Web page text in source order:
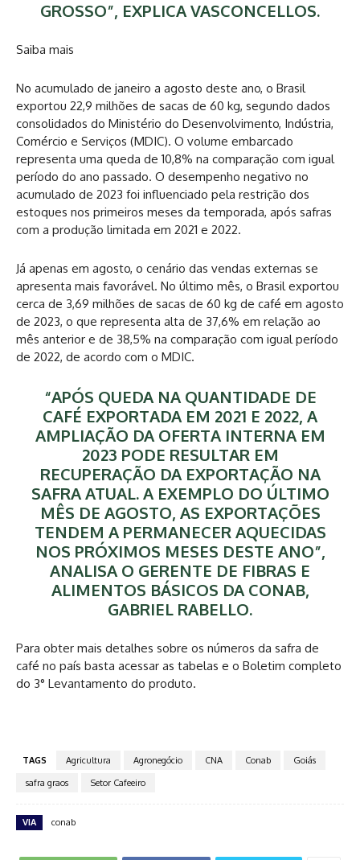
GROSSO”, EXPLICA VASCONCELLOS.
Saiba mais
No acumulado de janeiro a agosto deste ano, o Brasil
exportou 22,9 milhões de sacas de 60 kg, segundo dados
consolidados do Ministério do Desenvolvimento, Indústria,
Comércio e Serviços (MDIC). O volume embarcado
representa uma queda de 10,8% na comparação com igual
período do ano passado. O desempenho negativo no
acumulado de 2023 foi influenciado pela restrição dos
estoques nos primeiros meses da temporada, após safras
com a produção limitada em 2021 e 2022.
Já apenas em agosto, o cenário das vendas externas se
apresenta mais favorável. No último mês, o Brasil exportou
cerca de 3,69 milhões de sacas de 60 kg de café em agosto
de 2023, o que representa alta de 37,6% em relação ao
mês anterior e de 38,5% na comparação com igual período
de 2022, de acordo com o MDIC.
“APÓS QUEDA NA QUANTIDADE DE
CAFÉ EXPORTADA EM 2021 E 2022, A
AMPLIAÇÃO DA OFERTA INTERNA EM
2023 PODE RESULTAR EM
RECUPERAÇÃO DA EXPORTAÇÃO NA
SAFRA ATUAL. A EXEMPLO DO ÚLTIMO
MÊS DE AGOSTO, AS EXPORTAÇÕES
TENDEM A PERMANECER AQUECIDAS
NOS PRÓXIMOS MESES DESTE ANO”,
ANALISA O GERENTE DE FIBRAS E
ALIMENTOS BÁSICOS DA CONAB,
GABRIEL RABELLO.
Para obter mais detalhes sobre os números da safra de
café no país basta acessar as tabelas e o Boletim completo
do 3° Levantamento do produto.
TAGS Agricultura Agronegócio CNA Conab
Goiás
safra graos
Setor Cafeeiro
VIA conab